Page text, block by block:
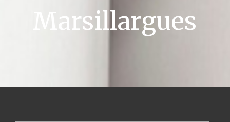
Marsillargues